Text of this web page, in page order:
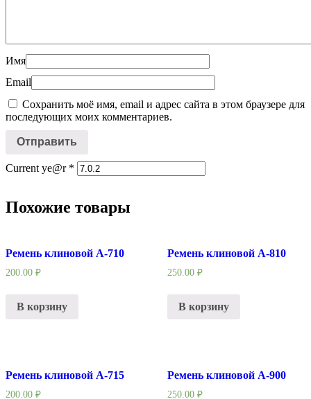
Имя
Email
Сохранить моё имя, email и адрес сайта в этом браузере для
последующих моих комментариев.
Current ye@r *
Похожие товары
Ремень клиновой А-710
200.00 ₽
В корзину
Ремень клиновой А-810
250.00 ₽
В корзину
Ремень клиновой А-715
200.00 ₽
Ремень клиновой А-900
250.00 ₽